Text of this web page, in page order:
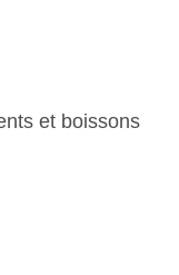
un télécopieur à